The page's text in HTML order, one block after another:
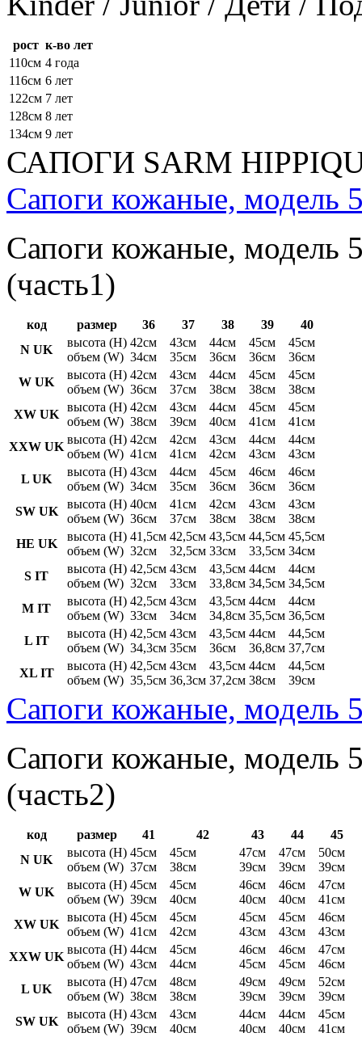
рост к-во лет
110см 4 года
116см 6 лет
122см 7 лет
128см 8 лет
134см 9 лет
САПОГИ SARM
Сапоги кожаные, модель
Сапоги кожаные, модель
(часть1)
код размер 36 37 38 39
40
N UK
высота (H)
объем (W)
42см
34см
43см
35см
44см
36см
45см
36см
45см
36см
W UK
высота (H)
объем (W)
42см
36см
43см
37см
44см
38см
45см
38см
45см
38см
XW UK
высота (H)
объем (W)
42см
38см
43см
39см
44см
40см
45см
41см
45см
41см
XXW UK
высота (H)
объем (W)
42см
41см
42см
41см
43см
42см
44см
43см
44см
43см
L UK
высота (H)
объем (W)
43см
34см
44см
35см
45см
36см
46см
36см
46см
36см
SW UK
высота (H)
объем (W)
40см
36см
41см
37см
42см
38см
43см
38см
43см
38см
HE UK
высота (H)
объем (W)
41,5см
32см
42,5см
32,5см
43,5см
33см
44,5см
33,5см
45,5см
34см
S IT
высота (H)
объем (W)
42,5см
32см
43см
33см
43,5см
33,8см
44см
34,5см
44см
34,5см
M IT
высота (H)
объем (W)
42,5см
33см
43см
34см
43,5см
34,8см
44см
35,5см
44см
36,5см
L IT
высота (H)
объем (W)
42,5см
34,3см
43см
35см
43,5см
36см
44см
36,8см
44,5см
37,7см
XL IT
высота (H)
объем (W)
42,5см
35,5см
43см
36,3см
43,5см
37,2см
44см
38см
44,5см
39см
Сапоги кожаные, модель
Сапоги кожаные, модель
(часть2)
код размер 41 42 43 44
45
N UK
высота (H)
объем (W)
45см
37см
45см
38см
47см
39см
47см
39см
50см
39см
W UK
высота (H)
объем (W)
45см
39см
45см
40см
46см
40см
46см
40см
47см
41см
XW UK
высота (H)
объем (W)
45см
41см
45см
42см
45см
43см
45см
43см
46см
43см
XXW UK
высота (H)
объем (W)
44см
43см
45см
44см
46см
45см
46см
45см
47см
46см
L UK
высота (H)
объем (W)
47см
38см
48см
38см
49см
39см
49см
39см
52см
39см
SW UK
высота (H)
объем (W)
43см
39см
43см
40см
44см
40см
44см
40см
45см
41см